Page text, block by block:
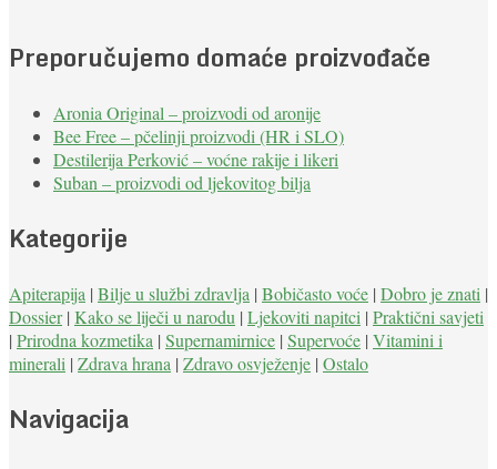
Preporučujemo domaće proizvođače
Aronia Original – proizvodi od aronije
Bee Free – pčelinji proizvodi (HR i SLO)
Destilerija Perković – voćne rakije i likeri
Suban – proizvodi od ljekovitog bilja
Kategorije
Apiterapija | Bilje u službi zdravlja | Bobičasto voće | Dobro je znati |
Dossier| Kako se liječi u narodu | Ljekoviti napitci | Praktični savjeti
| Prirodna kozmetika | Supernamirnice | Supervoće | Vitamini i
minerali | Zdrava hrana | Zdravo osvježenje | Ostalo
Navigacija